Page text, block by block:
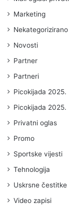
Marketing
Nekategorizirano
Novosti
Partner
Partneri
Picokijada 2025.
Picokijada 2025.
Privatni oglas
Promo
Sportske vijesti
Tehnologija
Uskrsne čestitke
Video zapisi